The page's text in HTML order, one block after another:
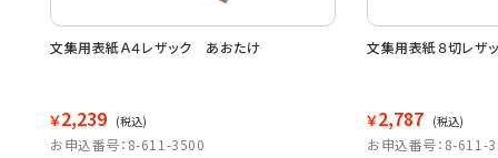
文集用表紙Ａ４レザック あおたけ
￥2,239 (税込)
お申込番号：8-611-3500
文集用表紙８切レザ
￥2,787 (税込)
お申込番号：8-611-